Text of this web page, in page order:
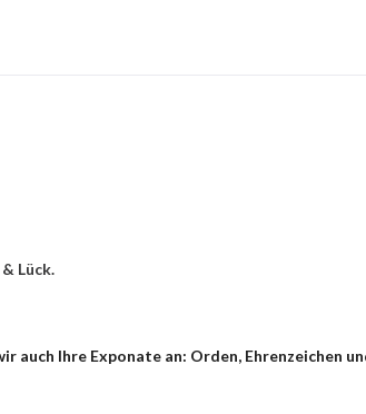
Lück.
auch Ihre Exponate an: Orden, Ehrenzeichen